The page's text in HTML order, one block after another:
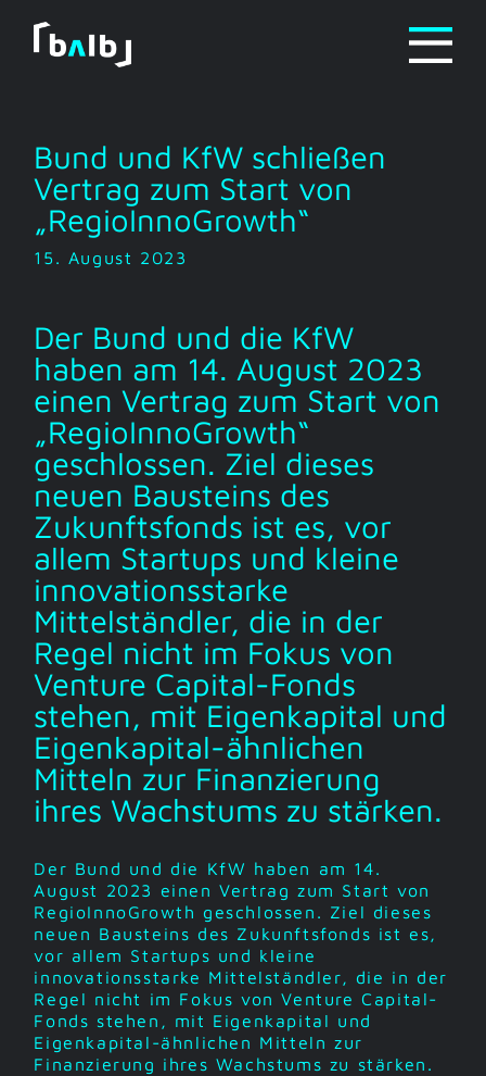
Inhalt
springen
Bund und KfW schließen
Vertrag zum Start von
„RegioInnoGrowth“
15. August 2023
Der Bund und die KfW
haben am 14. August 2023
einen Vertrag zum Start von
„RegioInnoGrowth“
geschlossen. Ziel dieses
neuen Bausteins des
Zukunftsfonds ist es, vor
allem Startups und kleine
innovationsstarke
Mittelständler, die in der
Regel nicht im Fokus von
Venture Capital-Fonds
stehen, mit Eigenkapital und
Eigenkapital-ähnlichen
Mitteln zur Finanzierung
ihres Wachstums zu stärken.
Der Bund und die KfW haben am 14.
August 2023 einen Vertrag zum Start von
RegioInnoGrowth geschlossen. Ziel dieses
neuen Bausteins des Zukunftsfonds ist es,
vor allem Startups und kleine
innovationsstarke Mittelständler, die in der
Regel nicht im Fokus von Venture Capital-
Fonds stehen, mit Eigenkapital und
Eigenkapital-ähnlichen Mitteln zur
Finanzierung ihres Wachstums zu stärken.